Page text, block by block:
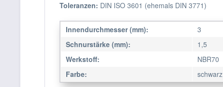
Toleranzen: DIN ISO 3601 (ehemals DIN 3771)
Innendurchmesser (mm):
3
Schnurstärke (mm):
1,5
Werkstoff:
NBR70
Farbe:
schwarz